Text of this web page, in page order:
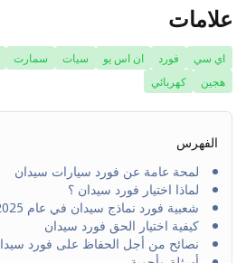
علامات
اي سي فورد ان اس يو سيات سمارت
هجين
كهربائي
الفهرس
لمحة عامة عن فورد سيارات سيدان
لماذا اختيار فورد سيدان ؟
شعبية فورد نماذج سيدان في عام 2025
كيفية اختيار الحق فورد سيدان
نصائح من أجل الحفاظ على فورد